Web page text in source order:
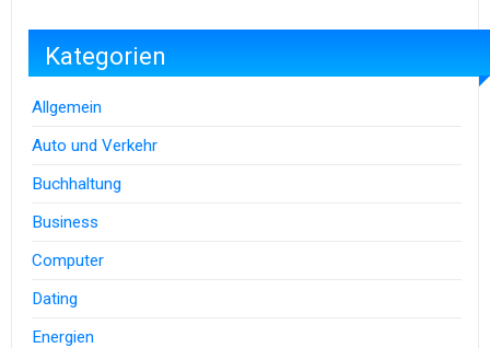
Kategorien
Allgemein
Auto und Verkehr
Buchhaltung
Business
Computer
Dating
Energien